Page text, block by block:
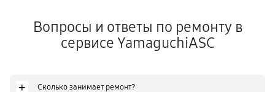
Вопросы и ответы по ремонту в
сервисе YamaguchiASC
+ Сколько занимает ремонт?